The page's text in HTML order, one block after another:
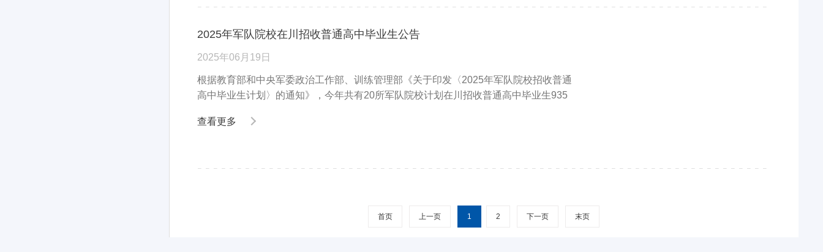
2025年军队院校在川招收普通高中毕业生公告
2025年06月19日
根据教育部和中央军委政治工作部、训练管理部《关于印发〈2025年军队院校招收普通
高中毕业生计划〉的通知》，今年共有20所军队院校计划在川招收普通高中毕业生935
查看更多
首页 上一页 1 2 下一页 末页